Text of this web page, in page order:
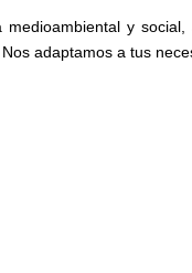
medioambiental y
adaptamos a tus